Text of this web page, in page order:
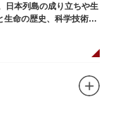
日本列島の成り立ちや生
生命の歴史、科学技術の
ンに、特別展・企画展
た「地球の部屋」を移設
リーンになっている世界
映しています。
めとした様々な実物標